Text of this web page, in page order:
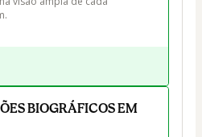
BIOGRÁFICOS EM